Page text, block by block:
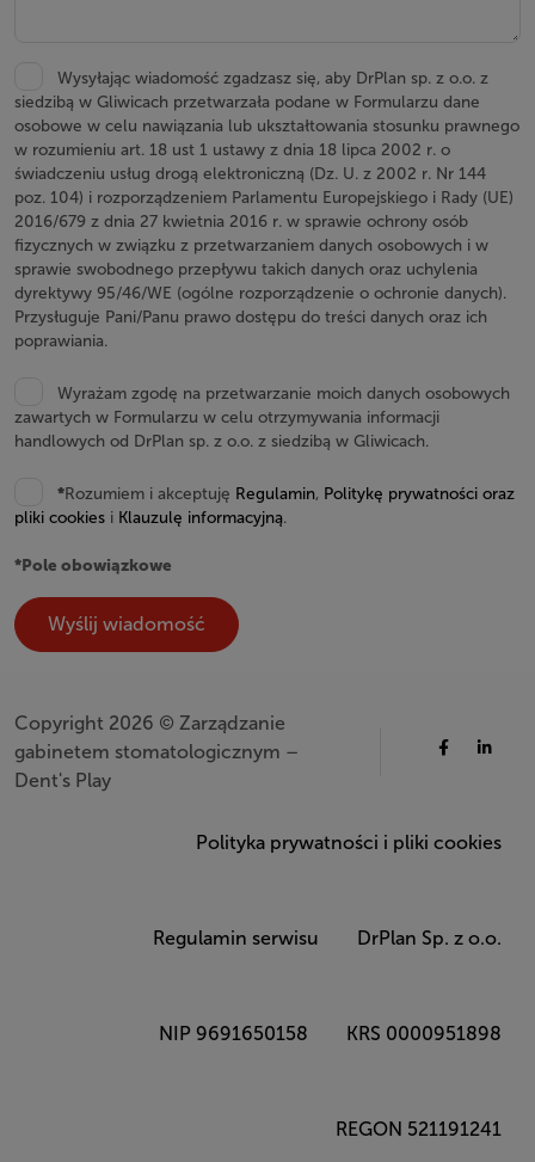
Wysyłając wiadomość zgadzasz się, aby DrPlan sp. z o.o. z
siedzibą w Gliwicach przetwarzała podane w Formularzu dane
osobowe w celu nawiązania lub ukształtowania stosunku prawnego
w rozumieniu art. 18 ust 1 ustawy z dnia 18 lipca 2002 r. o
świadczeniu usług drogą elektroniczną (Dz. U. z 2002 r. Nr 144
poz. 104) i rozporządzeniem Parlamentu Europejskiego i Rady (UE)
2016/679 z dnia 27 kwietnia 2016 r. w sprawie ochrony osób
fizycznych w związku z przetwarzaniem danych osobowych i w
sprawie swobodnego przepływu takich danych oraz uchylenia
dyrektywy 95/46/WE (ogólne rozporządzenie o ochronie danych).
Przysługuje Pani/Panu prawo dostępu do treści danych oraz ich
poprawiania.
Wyrażam zgodę na przetwarzanie moich danych osobowych
zawartych w Formularzu w celu otrzymywania informacji
handlowych od DrPlan sp. z o.o. z siedzibą w Gliwicach.
*Rozumiem i akceptuję Regulamin, Politykę prywatności oraz
pliki cookies i Klauzulę informacyjną.
*Pole obowiązkowe
Copyright 2026 © Zarządzanie
gabinetem stomatologicznym –
Dent's Play
Polityka prywatności i pliki cookies
Regulamin serwisu DrPlan Sp. z o.o.
NIP 9691650158 KRS 0000951898
REGON 521191241